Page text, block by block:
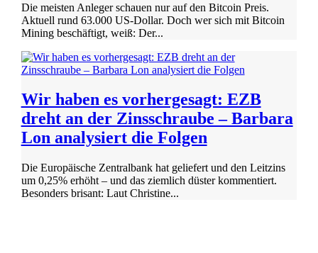
Die meisten Anleger schauen nur auf den Bitcoin Preis.
Aktuell rund 63.000 US-Dollar. Doch wer sich mit Bitcoin
Mining beschäftigt, weiß: Der...
Wir haben es vorhergesagt: EZB
dreht an der Zinsschraube – Barbara
Lon analysiert die Folgen
Die Europäische Zentralbank hat geliefert und den Leitzins
um 0,25% erhöht – und das ziemlich düster kommentiert.
Besonders brisant: Laut Christine...